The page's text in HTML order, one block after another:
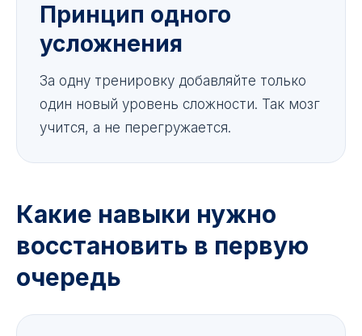
Принцип одного
усложнения
За одну тренировку добавляйте только
один новый уровень сложности. Так мозг
учится, а не перегружается.
Какие навыки нужно
восстановить в первую
очередь